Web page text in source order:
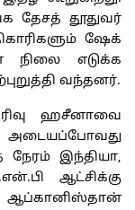
தேசத் தூதுவர்
ஷேக்
நிலை எடுக்க
வந்தனர்.
ஹசீனாவை
நேரம் இந்தியா,
ஆட்சிக்கு